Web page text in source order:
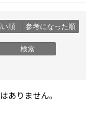
順 参考になった順
検索
ありません。